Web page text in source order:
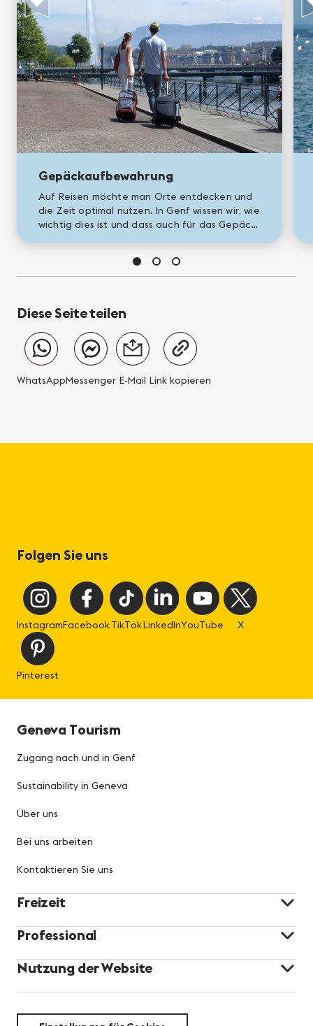
Gepäckaufbewahrung
Auf Reisen möchte man Orte entdecken und
die Zeit optimal nutzen. In Genf wissen wir, wie
wichtig dies ist und dass auch für das Gepäck
Diese Seite teilen
WhatsAppMessenger E-Mail Link kopieren
Folgen Sie uns
InstagramFacebookTikTokLinkedInYouTube X
Pinterest
Geneva Tourism
Zugang nach und in Genf
Sustainability in Geneva
Über uns
Bei uns arbeiten
Kontaktieren Sie uns
Freizeit
Professional
Nutzung der Website